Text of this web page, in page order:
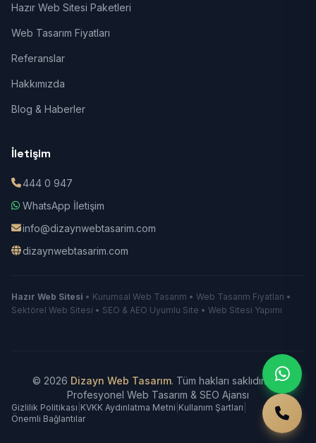
Hazır Web Sitesi Paketleri
Web Tasarım Fiyatları
Referanslar
Hakkımızda
Blog & Haberler
İletişim
444 0 947
WhatsApp İletişim
info@dizaynwebtasarim.com
dizaynwebtasarim.com
Hazır Web Sitesi • Kurumsal Web Tasarım • Web Tasarım Fiyatları •
Sektörel Web Sitesi • SEO & AEO Uyumlu Site • Web Sitesi Yapımı
© 2026 Dizayn Web Tasarım. Tüm hakları saklıdır.
|
Profesyonel Web Tasarım & SEO Ajansı
Gizlilik Politikası KVKK Aydınlatma Metni Kullanım Şartları
Önemli Bağlantılar